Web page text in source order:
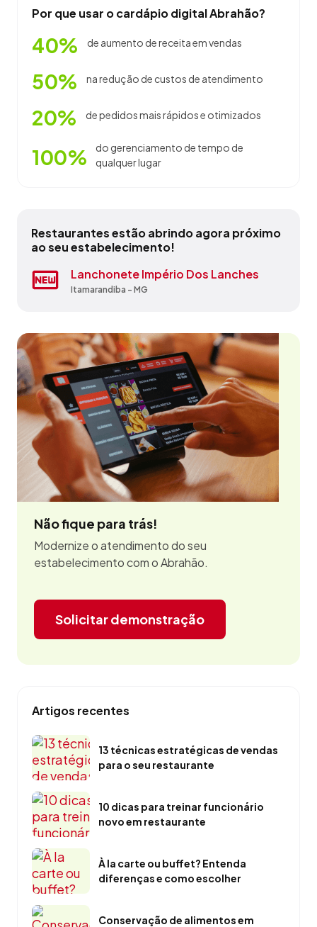
Por que usar o cardápio digital Abrahão?
40% de aumento de receita em vendas
50% na redução de custos de atendimento
20% de pedidos mais rápidos e otimizados
100%
do gerenciamento de tempo de
qualquer lugar
Restaurantes estão abrindo agora próximo
ao seu estabelecimento!
Bar Do Dio
Campanário - MG
Lanchonete Império Dos Lanches
Itamarandiba - MG
Lanchonete Pastelaria Suave Sabor
Malacacheta - MG
M4C Comercio De Alimentos
Belo Horizonte - MG
Pousada Villa Catarina
Gonçalves - MG
Quincas Bar
Itabirito - MG
Restaurante Da Lita
Santo Antônio do Retiro - MG
Restaurante Rua Das Flores
Teófilo Otoni - MG
Summer Flavor
Pavão - MG
Total Restaurante & Conveniencia
Capinópolis - MG
Não fique para trás!
Modernize o atendimento do seu
estabelecimento com o Abrahão.
Solicitar demonstração
Artigos recentes
13 técnicas estratégicas de vendas
para o seu restaurante
10 dicas para treinar funcionário
novo em restaurante
À la carte ou buffet? Entenda
diferenças e como escolher
Conservação de alimentos em